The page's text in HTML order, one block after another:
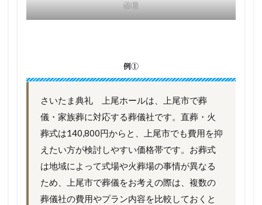
祭壇
例①
さいたま典礼 上尾ホールは、上尾市で葬
儀・家族葬に対応する葬儀社です。直葬・火
葬式は140,800円からと、上尾市でも費用を抑
えたい方が検討しやすい価格帯です。お葬式
は地域によって式場や火葬場の事情が異なる
ため、上尾市で葬儀をお考えの際は、複数の
葬儀社の費用やプラン内容を比較しておくと